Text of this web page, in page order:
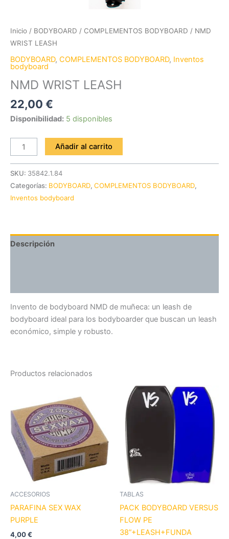
Inicio / BODYBOARD / COMPLEMENTOS BODYBOARD / NMD
WRIST LEASH
BODYBOARD, COMPLEMENTOS BODYBOARD, Inventos
bodyboard
NMD WRIST LEASH
22,00 €
Disponibilidad: 5 disponibles
Añadir al carrito
SKU: 35842.1.84
Categorías: BODYBOARD, COMPLEMENTOS BODYBOARD,
Inventos bodyboard
Descripción
Invento de bodyboard NMD de muñeca: un leash de
bodyboard ideal para los bodyboarder que buscan un leash
económico, simple y robusto.
Productos relacionados
ACCESORIOS
PARAFINA SEX WAX
PURPLE
4,00€
TABLAS
PACK BODYBOARD VERSUS
FLOW PE
38”+LEASH+FUNDA